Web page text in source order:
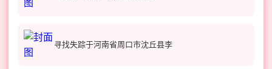
寻找失踪于河南省周口市沈丘县李